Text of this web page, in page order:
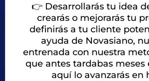
👉 Desarrollarás tu idea
crearás o mejorarás tu
definirás a tu cliente
ayuda de Novasiano,
entrenada con nuestra
que antes tardabas meses
aquí lo avanzarás en